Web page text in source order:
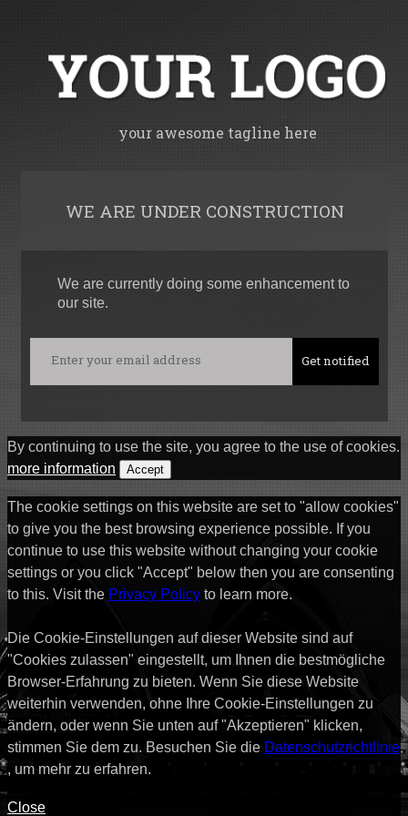
your awesome tagline here
WE ARE UNDER CONSTRUCTION
We are currently doing some enhancement to
our site.
By continuing to use the site, you agree to the use of cookies.
more information
Accept
The cookie settings on this website are set to "allow cookies"
to give you the best browsing experience possible. If you
continue to use this website without changing your cookie
settings or you click "Accept" below then you are consenting
to this. Visit the Privacy Policy to learn more.
Die Cookie-Einstellungen auf dieser Website sind auf
"Cookies zulassen" eingestellt, um Ihnen die bestmögliche
Browser-Erfahrung zu bieten. Wenn Sie diese Website
weiterhin verwenden, ohne Ihre Cookie-Einstellungen zu
ändern, oder wenn Sie unten auf "Akzeptieren" klicken,
stimmen Sie dem zu. Besuchen Sie die Datenschutzrichtlinie
, um mehr zu erfahren.
Close